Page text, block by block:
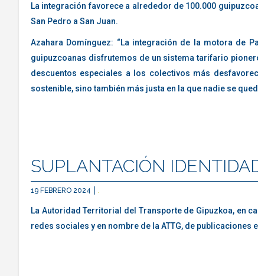
La integración favorece a alrededor de 100.000
San Pedro a San Juan.
Azahara Domínguez: “La integración de la motora de
guipuzcoanas disfrutemos de un sistema tarifario
descuentos especiales a los colectivos más
sostenible, sino también más justa en la que nadie se
SUPLANTACIÓN
19 FEBRERO 2024 .
La Autoridad Territorial del Transporte de Gipuzkoa, en
redes sociales y en nombre de la ATTG, de